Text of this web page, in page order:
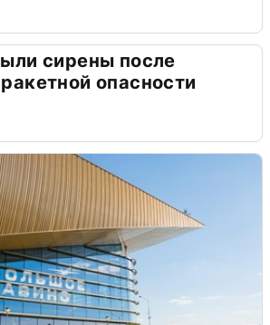
сирены после
опасности